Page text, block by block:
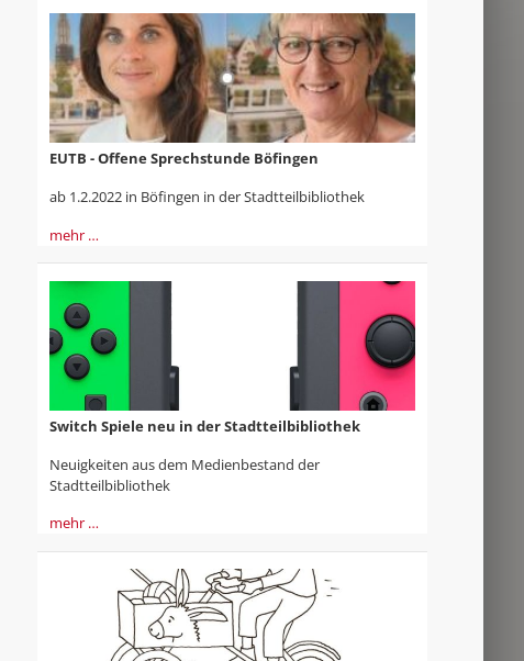
EUTB - Offene Sprechstunde Böfingen
ab 1.2.2022 in Böfingen in der Stadtteilbibliothek
mehr …
Switch Spiele neu in der Stadtteilbibliothek
Neuigkeiten aus dem Medienbestand der
Stadtteilbibliothek
mehr …